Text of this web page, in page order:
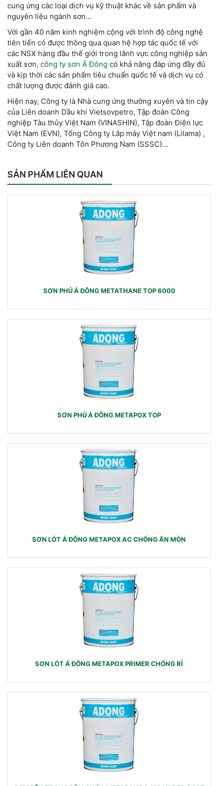
cung ứng các loại dịch vụ kỹ thuật khác về sản phẩm và
nguyên liệu ngành sơn…
Với gần 40 năm kinh nghiệm cộng với trình độ công nghệ
tiên tiến có được thông qua quan hệ hợp tác quốc tế với
các NSX hàng đầu thế giới trong lãnh vực công nghiệp sản
xuất sơn, công ty sơn Á Đông có khả năng đáp ứng đầy đủ
và kịp thời các sản phẩm tiêu chuẩn quốc tế và dịch vụ có
chất lượng được đánh giá cao.
Hiện nay, Công ty là Nhà cung ứng thường xuyên và tin cậy
của Liên doanh Dầu khí Vietsovpetro, Tập đoàn Công
nghiệp Tàu thủy Việt Nam (VINASHIN), Tập đoàn Điện lực
Việt Nam (EVN), Tổng Công ty Lắp máy Việt nam (Lilama) ,
Công ty Liên doanh Tôn Phương Nam (SSSC)…
SẢN PHẨM LIÊN QUAN
SƠN PHỦ Á ĐÔNG METATHANE TOP 6000
SƠN PHỦ Á ĐÔNG METAPOX TOP
SƠN LÓT Á ĐÔNG METAPOX AC CHỐNG ĂN MÒN
SƠN LÓT Á ĐÔNG METAPOX PRIMER CHỐNG RỈ